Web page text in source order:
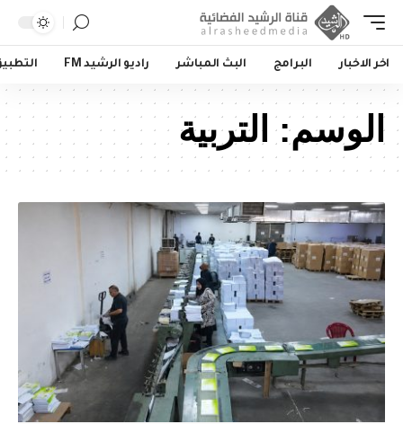
اخر الاخبار البرامج البث المباشر راديو الرشيد FM
الوسم: التربية